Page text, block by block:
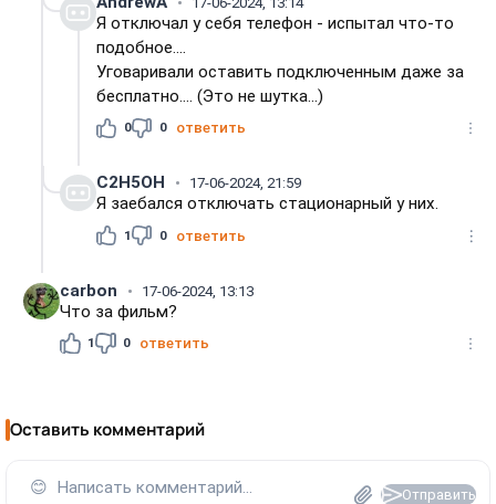
Я отключал у себя телефон - испытал что-то
подобное....
Уговаривали оставить подключенным даже за
бесплатно.... (Это не шутка...)
0 0 ответить
C2H5OH 17-06-2024, 21:59
Я заебался отключать стационарный у них.
1 0 ответить
carbon 17-06-2024, 13:13
Что за фильм?
1 0 ответить
Оставить комментарий
😊 Написать комментарий... Отправить